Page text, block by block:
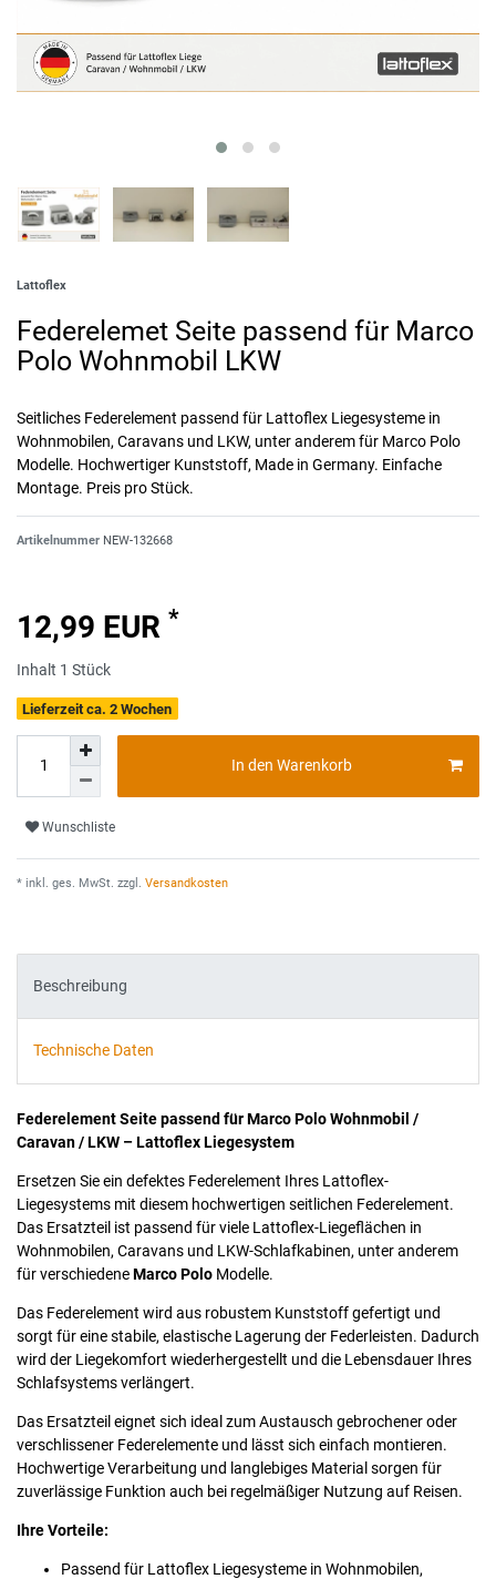
Lattoflex
Federelemet Seite passend für Marco
Polo Wohnmobil LKW
Seitliches Federelement passend für Lattoflex Liegesysteme in
Wohnmobilen, Caravans und LKW, unter anderem für Marco Polo
Modelle. Hochwertiger Kunststoff, Made in Germany. Einfache
Montage. Preis pro Stück.
Artikelnummer NEW-132668
12,99 EUR *
Inhalt 1 Stück
Lieferzeit ca. 2 Wochen
In den Warenkorb
Wunschliste
* inkl. ges. MwSt. zzgl. Versandkosten
Beschreibung
Technische Daten
Federelement Seite passend für Marco Polo Wohnmobil /
Caravan / LKW – Lattoflex Liegesystem
Ersetzen Sie ein defektes Federelement Ihres Lattoflex-
Liegesystems mit diesem hochwertigen seitlichen Federelement.
Das Ersatzteil ist passend für viele Lattoflex-Liegeflächen in
Wohnmobilen, Caravans und LKW-Schlafkabinen, unter anderem
für verschiedeneMarco Polo Modelle.
Das Federelement wird aus robustem Kunststoff gefertigt und
sorgt für eine stabile, elastische Lagerung der Federleisten. Dadurch
wird der Liegekomfort wiederhergestellt und die Lebensdauer Ihres
Schlafsystems verlängert.
Das Ersatzteil eignet sich ideal zum Austausch gebrochener oder
verschlissener Federelemente und lässt sich einfach montieren.
Hochwertige Verarbeitung und langlebiges Material sorgen für
zuverlässige Funktion auch bei regelmäßiger Nutzung auf Reisen.
Ihre Vorteile:
Passend für Lattoflex Liegesysteme in Wohnmobilen,